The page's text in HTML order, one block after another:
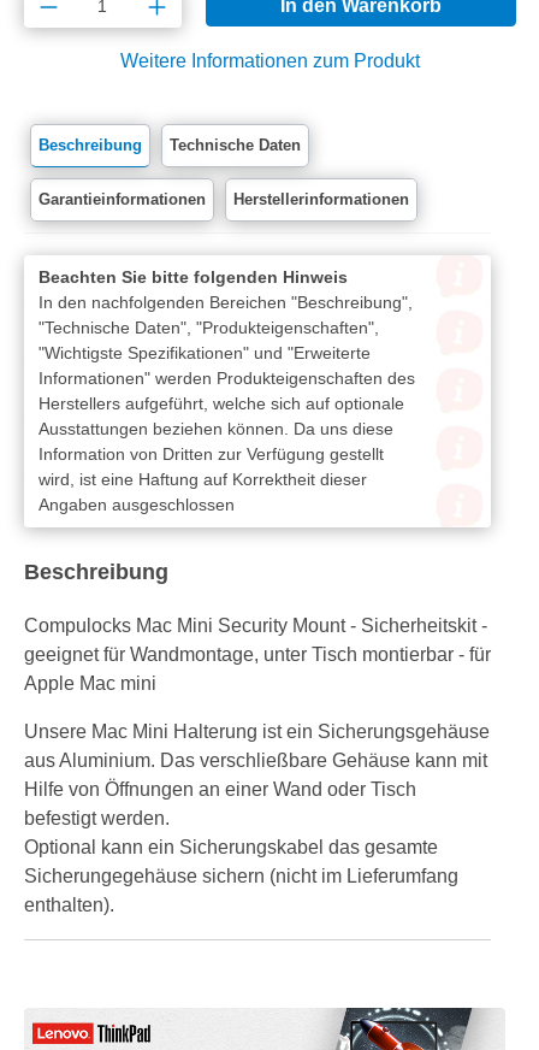
In den Warenkorb
Weitere Informationen zum Produkt
Beschreibung Technische Daten
Garantieinformationen Herstellerinformationen
Beachten Sie bitte folgenden Hinweis
In den nachfolgenden Bereichen "Beschreibung",
"Technische Daten", "Produkteigenschaften",
"Wichtigste Spezifikationen" und "Erweiterte
Informationen" werden Produkteigenschaften des
Herstellers aufgeführt, welche sich auf optionale
Ausstattungen beziehen können. Da uns diese
Information von Dritten zur Verfügung gestellt
wird, ist eine Haftung auf Korrektheit dieser
Angaben ausgeschlossen
Beschreibung
Compulocks Mac Mini Security Mount - Sicherheitskit -
geeignet für Wandmontage, unter Tisch montierbar - für
Apple Mac mini
Unsere Mac Mini Halterung ist ein Sicherungsgehäuse
aus Aluminium. Das verschließbare Gehäuse kann mit
Hilfe von Öffnungen an einer Wand oder Tisch
befestigt werden.
Optional kann ein Sicherungskabel das gesamte
Sicherungegehäuse sichern (nicht im Lieferumfang
enthalten).